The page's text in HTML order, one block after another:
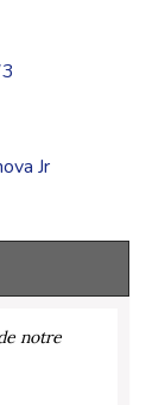
Jr
notre